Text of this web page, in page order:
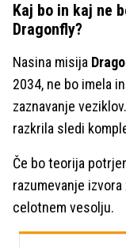
Kaj bo in kaj ne
Dragonfly?
Nasina misija
2034, ne bo imela
zaznavanje
razkrila sledi
Če bo teorija
razumevanje
celotnem vesolju.